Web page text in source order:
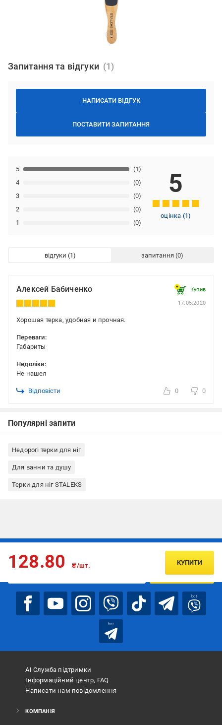
Запитання та відгуки
НАПИСАТИ ВІДГУК
ПОСТАВИТИ ЗАПИТАННЯ
1 (0)
2 (0)
3 (0)
4 (0)
5 (1)
5
оцінка (1)
відгуки запитання
Алексей Бабиченко Купив
17.05.2020
Хорошая терка, удобная и прочная.
Переваги:
Габариты
Недоліки:
Не нашел
Відповісти 0 0
Популярні запити
Недорогі терки для ніг
Для ванни та душу
Терки для ніг STALEKS
128.80 ₴/шт. КУПИТИ
Підписуйтесь, щоб дізнаватись першим про акції та пропозиції
ПІДПИСАТИСЯ
bot
bot
АІ Служба підтримки
Інформаційний центр, FAQ
Написати нам повідомлення
КОМПАНІЯ